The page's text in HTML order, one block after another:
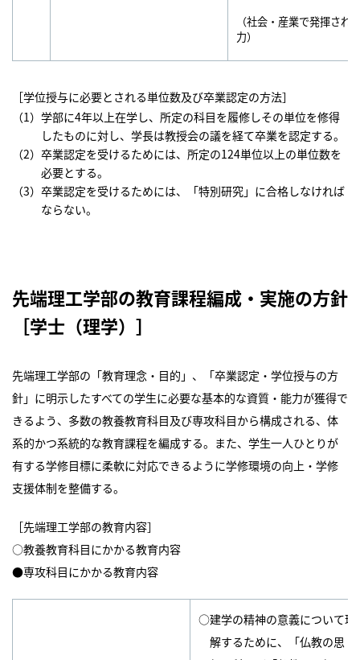
（社会・産業で発揮され
力）
［学位授与に必要とされる単位数及び卒業認定の方法］
学部に4年以上在学し、所定の科目を履修しその単位を修得
したものに対し、学長は教授会の議を経て卒業を認定する。
卒業認定を受けるためには、所定の124単位以上の単位数を
必要とする。
卒業認定を受けるためには、「特別研究」に合格しなければ
ならない。
先端理工学部の教育課程編成・実施の方針
［学士（理学）］
先端理工学部の「教育理念・目的」、「卒業認定・学位授与の方
針」に明示したすべての学生に必要な基本的な資質・能力が獲得で
きるよう、多数の教養教育科目及び専攻科目から構成される、体
系的かつ系統的な教育課程を編成する。また、学生一人ひとりが
有する学修目標に柔軟に対応できるように学修環境の向上・学修
支援体制を整備する。
［先端理工学部の教育内容］
○教養教育科目にかかる教育内容
●専攻科目にかかる教育内容
○建学の精神の意義について理
解するために、「仏教の思